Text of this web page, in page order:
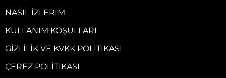
NASIL İZLERIM
KULLANIM KOŞULLARI
GIZLILIK VE KVKK POLITIKASI
ÇEREZ POLITIKASI